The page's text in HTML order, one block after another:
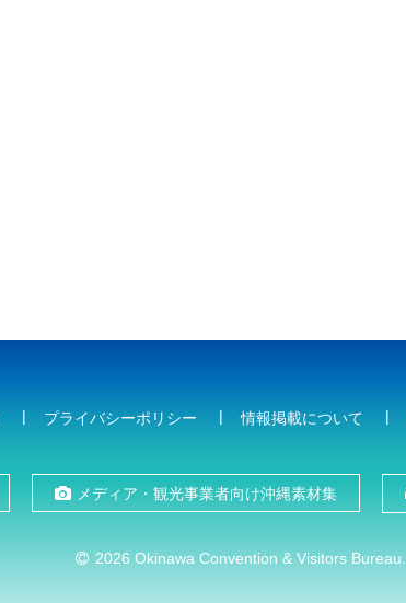
プライバシーポリシー 情報掲載について
メディア・観光事業者向け沖縄素材集
2026 Okinawa Convention & Visitors Bureau.